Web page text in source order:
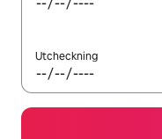
Utcheckning